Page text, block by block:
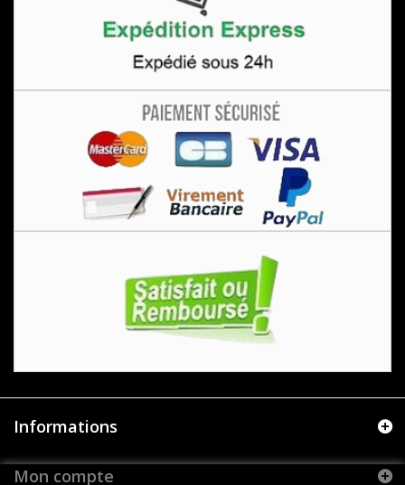
Informations
Mon compte